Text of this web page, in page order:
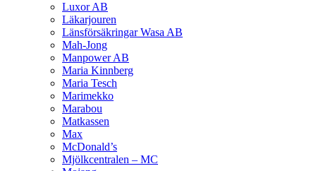
Luxor AB
Läkarjouren
Länsförsäkringar Wasa AB
Mah-Jong
Manpower AB
Maria Kinnberg
Maria Tesch
Marimekko
Marabou
Matkassen
Max
McDonald’s
Mjölkcentralen – MC